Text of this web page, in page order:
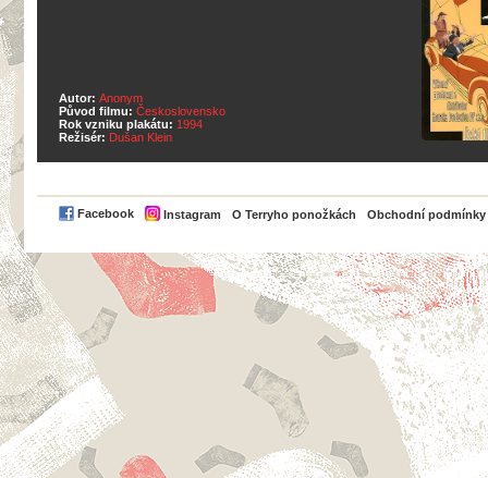
Autor: Anonym
Původ filmu: Československo
Rok vzniku plakátu: 1994
Režisér: Dušan Klein
Facebook Instagram O Terryho ponožkách Obchodní podmínky
PayPal